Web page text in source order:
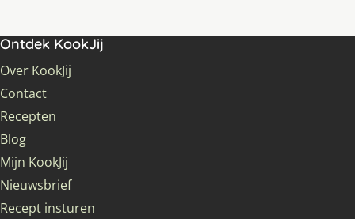
Ontdek KookJij
Over KookJij
Contact
Recepten
Blog
Mijn KookJij
Nieuwsbrief
Recept insturen